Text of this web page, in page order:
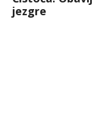
jezgre